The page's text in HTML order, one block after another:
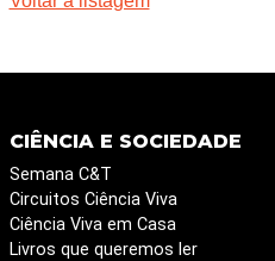
CIÊNCIA E SOCIEDADE
Semana C&T
Circuitos Ciência Viva
Ciência Viva em Casa
Livros que queremos ler